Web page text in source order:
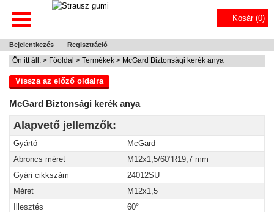
Kosár (0)
Bejelentkezés Regisztráció
Ön itt áll: > Főoldal > Termékek > McGard Biztonsági kerék anya
Vissza az előző oldalra
McGard Biztonsági kerék anya
Alapvető jellemzők:
Gyártó
McGard
Abroncs méret
M12x1,5/60°R19,7 mm
Gyári cikkszám
24012SU
Méret
M12x1,5
Illesztés
60°